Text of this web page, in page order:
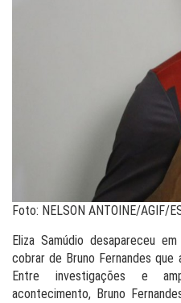
Foto: NELSON ANTOINE/AGIF/
Eliza Samúdio desapareceu
cobrar de Bruno Fernandes que
Entre investigações e
acontecimento, Bruno